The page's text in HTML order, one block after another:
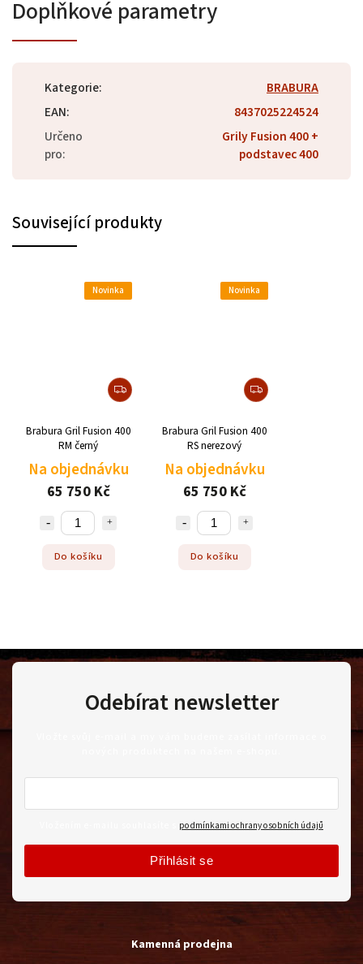
Doplňkové parametry
Kategorie:
BRABURA
EAN:
8437025224524
Určeno
pro:
Grily Fusion 400 +
podstavec 400
Související produkty
Novinka
Brabura Gril Fusion 400
RM černý
Na objednávku
65 750 Kč
Do košíku
Novinka
Brabura Gril Fusion 400
RS nerezový
Na objednávku
65 750 Kč
Do košíku
Kamenná prodejna
Odebírat newsletter
podmínkami ochrany osobních údajů
Přihlásit se